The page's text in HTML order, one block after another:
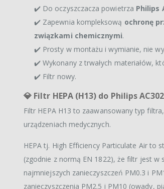
✔️ Do oczyszczacza powietrza Philips
✔️ Zapewnia kompleksową ochronę
związkami chemicznymi.
✔️ Prosty w montażu i wymianie, nie
✔️ Wykonany z trwałych materiałów,
✔️ Filtr nowy.
💎 Filtr HEPA (H13) do Philips
Filtr HEPA H13 to zaawansowany typ
urządzeniach medycznych.
HEPA tj. High Efficiency Particulate Air to
(zgodnie z normą EN 1822), że filtr jest w
najmniejszych zanieczyszczeń PM0.3 i
zanieczyszczenia PM2.5 i PM10 (owady,